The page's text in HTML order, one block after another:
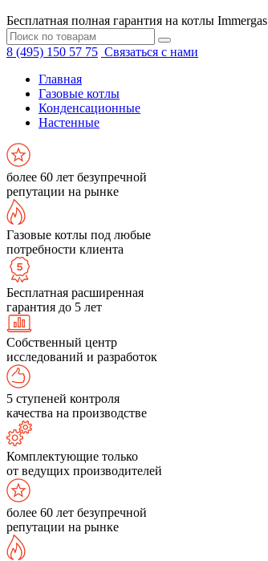
Бесплатная полная гарантия на котлы Immergas
8 (495) 150 57 75 Связаться с нами
Главная
Газовые котлы
Конденсационные
Настенные
более 60 лет безупречной
репутации на рынке
Газовые котлы под любые
потребности клиента
Бесплатная расширенная
гарантия до 5 лет
Собственный центр
исследований и разработок
5 ступеней контроля
качества на производстве
Комплектующие только
от ведущих производителей
более 60 лет безупречной
репутации на рынке